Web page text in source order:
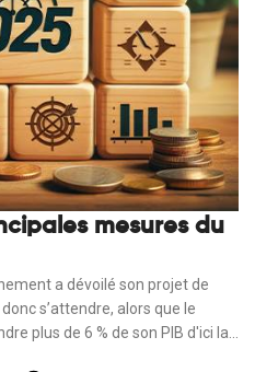
mesures du
a dévoilé son projet de
s’attendre, alors que le
plus de 6 % de son PIB d'ici la...